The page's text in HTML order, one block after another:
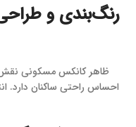
رنگ‌بندی و
ظاهر کانکس مسکونی نقش
احساس راحتی ساکنان دارد.